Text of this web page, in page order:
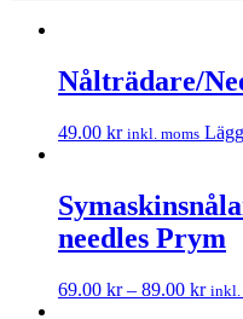
Nålträdare/
49.00 kr inkl. moms
needles Prym
69.00 kr– 89.00 kr inkl.